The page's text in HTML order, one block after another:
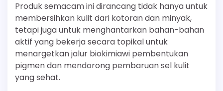
Produk semacam ini dirancang tidak hanya untuk
membersihkan kulit dari kotoran dan minyak,
tetapi juga untuk menghantarkan bahan-bahan
aktif yang bekerja secara topikal untuk
menargetkan jalur biokimiawi pembentukan
pigmen dan mendorong pembaruan sel kulit
yang sehat.